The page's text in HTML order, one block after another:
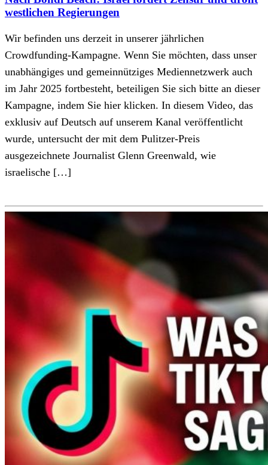
westlichen Regierungen
Wir befinden uns derzeit in unserer jährlichen
Crowdfunding-Kampagne. Wenn Sie möchten, dass unser
unabhängiges und gemeinnütziges Mediennetzwerk auch
im Jahr 2025 fortbesteht, beteiligen Sie sich bitte an dieser
Kampagne, indem Sie hier klicken. In diesem Video, das
exklusiv auf Deutsch auf unserem Kanal veröffentlicht
wurde, untersucht der mit dem Pulitzer-Preis
ausgezeichnete Journalist Glenn Greenwald, wie
israelische […]